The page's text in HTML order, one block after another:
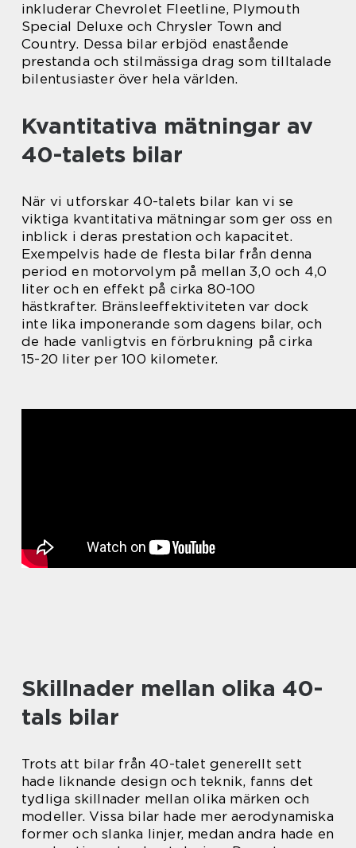
inkluderar Chevrolet Fleetline, Plymouth
Special Deluxe och Chrysler Town and
Country. Dessa bilar erbjöd enastående
prestanda och stilmässiga drag som tilltalade
bilentusiaster över hela världen.
Kvantitativa mätningar av
40-talets bilar
När vi utforskar 40-talets bilar kan vi se
viktiga kvantitativa mätningar som ger oss en
inblick i deras prestation och kapacitet.
Exempelvis hade de flesta bilar från denna
period en motorvolym på mellan 3,0 och 4,0
liter och en effekt på cirka 80-100
hästkrafter. Bränsleeffektiviteten var dock
inte lika imponerande som dagens bilar, och
de hade vanligtvis en förbrukning på cirka
15-20 liter per 100 kilometer.
Skillnader mellan olika 40-
tals bilar
Trots att bilar från 40-talet generellt sett
hade liknande design och teknik, fanns det
tydliga skillnader mellan olika märken och
modeller. Vissa bilar hade mer aerodynamiska
former och slanka linjer, medan andra hade en